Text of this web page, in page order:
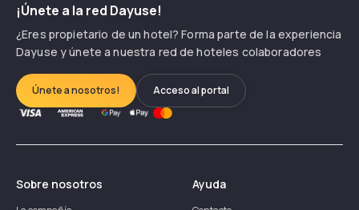
¡Únete a la red Dayuse!
¿Eres propietario de un hotel? Forma parte de la experiencia
Dayuse y únete a nuestra red de hoteles colaboradores
Únete a nosotros! Acceso al portal
Sobre nosotros Ayuda